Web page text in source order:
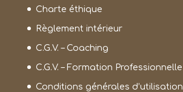
Charte éthique
Règlement intérieur
C.G.V. – Coaching
C.G.V. – Formation Professionnelle
Conditions générales d’utilisation